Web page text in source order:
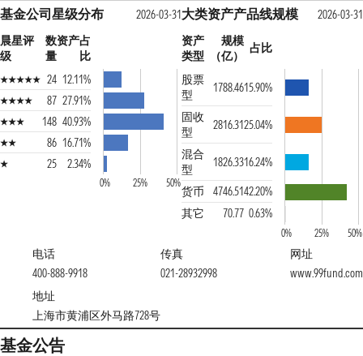
基金公司星级分布
2026-03-31
晨星评
级
数
量
资产占
比
24 12.11%
87 27.91%
148 40.93%
86 16.71%
25
2.34%
0% 25% 50%
大类资产产品线规模
2026-03-31
资产
类型
规模
（亿）
占比
股票
型
1788.4615.90%
固收
型
2816.3125.04%
混合
型
1826.3316.24%
货币
4746.5142.20%
其它
70.77 0.63%
0% 25% 50%
电话
400-888-9918
传真
021-28932998
网址
www.99fund.com
地址
上海市黄浦区外马路728号
基金公告